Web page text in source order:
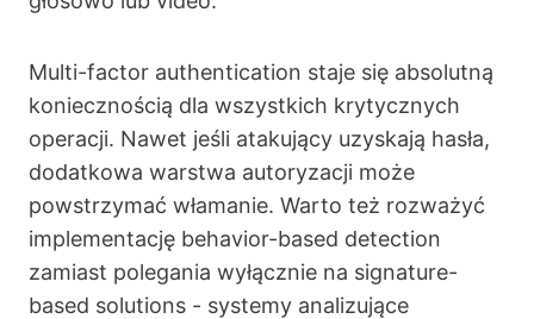
Multi-factor authentication staje się absolutną
koniecznością dla wszystkich krytycznych
operacji. Nawet jeśli atakujący uzyskają hasła,
dodatkowa warstwa autoryzacji może
powstrzymać włamanie. Warto też rozważyć
implementację behavior-based detection
zamiast polegania wyłącznie na signature-
based solutions - systemy analizujące